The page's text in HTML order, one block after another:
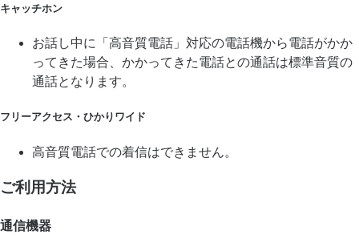
キャッチホン
お話し中に「高音質電話」対応の電話機から電話がかか
ってきた場合、かかってきた電話との通話は標準音質の
通話となります。
フリーアクセス・ひかりワイド
高音質電話での着信はできません。
ご利用方法
通信機器